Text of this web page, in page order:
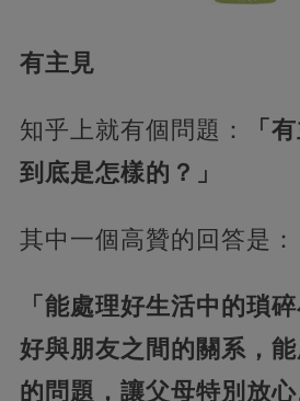
有主見
知乎上就有個問題：
「
到底是怎樣的？」
其中一個高贊的回答是：
「能處理好生活中的瑣
好與朋友之間的關系，
的問題，讓父母特別放心